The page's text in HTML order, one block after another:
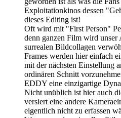
Exploitationkinos dessen
dieses Editing ist!
Oft wird mit "First Person"
denn ganzen Film wird
surrealen Bildcollagen
Frames werden hier einfach
mit der nächsten Einstellung
ordinären Schnitt
EDDY eine einzigartige
Nicht unüblich ist hier auch
versiert eine andere
eigentlich nicht zu erfassen